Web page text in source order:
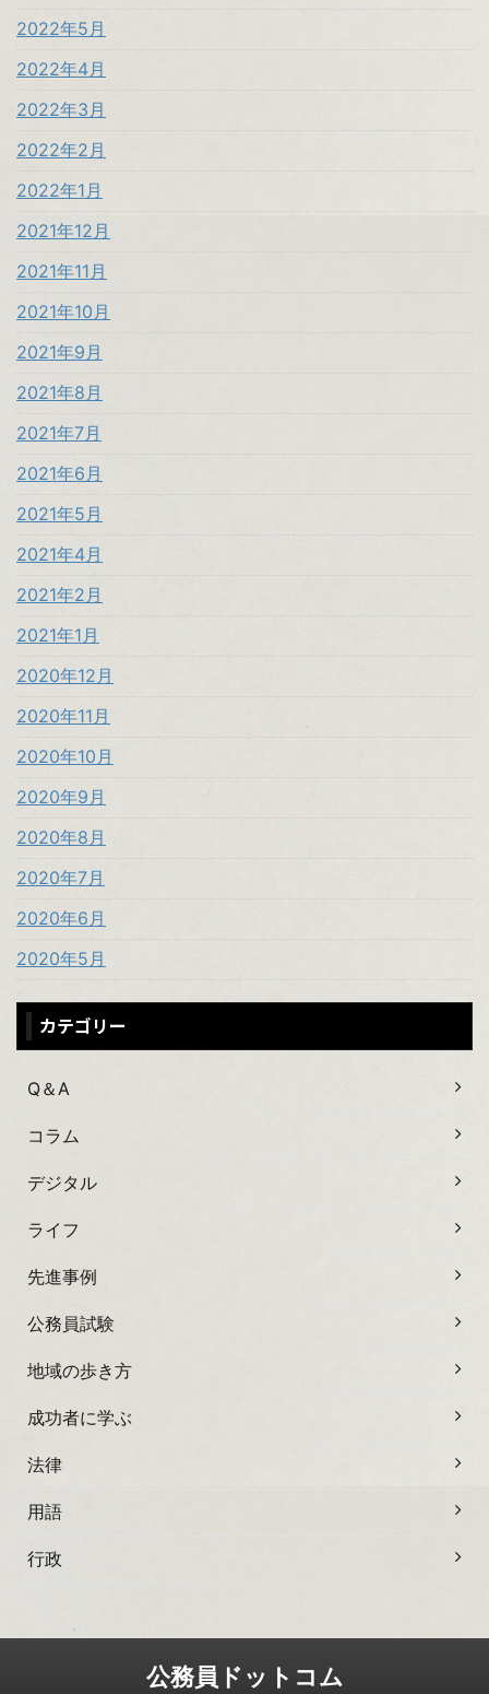
2022年5月
2022年4月
2022年3月
2022年2月
2022年1月
2021年12月
2021年11月
2021年10月
2021年9月
2021年8月
2021年7月
2021年6月
2021年5月
2021年4月
2021年2月
2021年1月
2020年12月
2020年11月
2020年10月
2020年9月
2020年8月
2020年7月
2020年6月
2020年5月
カテゴリー
Q＆A
コラム
デジタル
ライフ
先進事例
公務員試験
地域の歩き方
成功者に学ぶ
法律
用語
行政
公務員ドットコム